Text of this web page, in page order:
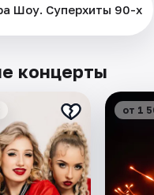
Шоу. Суперхиты 90-х
концерты
от 1